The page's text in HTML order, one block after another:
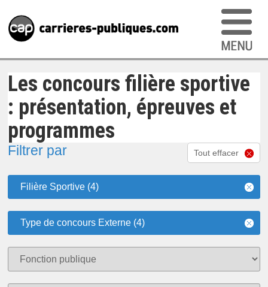
Les concours filière sportive
: présentation, épreuves et
programmes
Filtrer par Tout effacer
Filière Sportive (4)
Type de concours Externe (4)